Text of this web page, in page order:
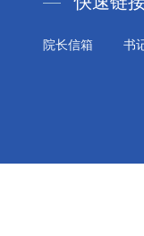
院长信箱 书